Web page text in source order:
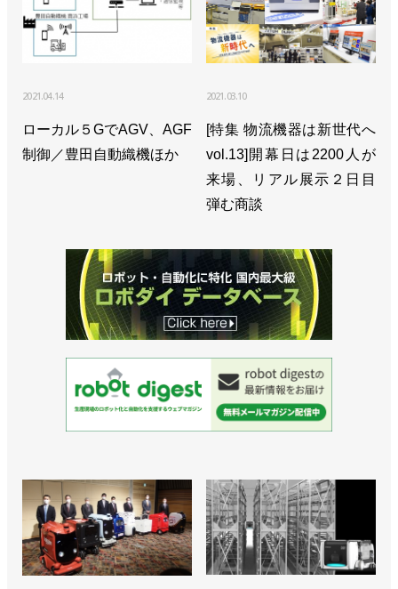
2021.04.14
ローカル５GでAGV、AGF
制御／豊田自動織機ほか
2021.03.10
[特集 物流機器は新世代へ
vol.13]開幕日は2200人が
来場、リアル展示２日目
弾む商談